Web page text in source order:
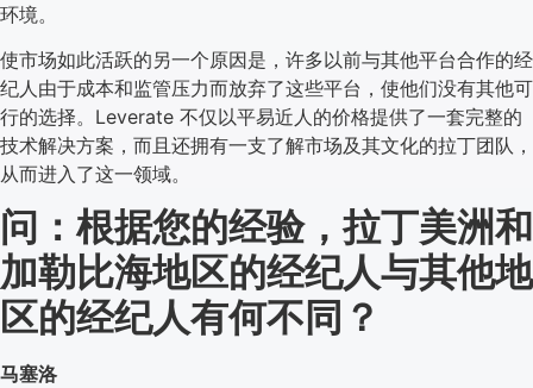
环境。
使市场如此活跃的另一个原因是，许多以前与其他平台合作的经
纪人由于成本和监管压力而放弃了这些平台，使他们没有其他可
行的选择。Leverate 不仅以平易近人的价格提供了一套完整的
技术解决方案，而且还拥有一支了解市场及其文化的拉丁团队，
从而进入了这一领域。
问：根据您的经验，拉丁美洲和
加勒比海地区的经纪人与其他地
区的经纪人有何不同？
马塞洛